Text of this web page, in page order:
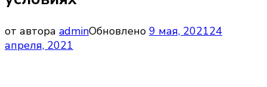
от автора adminОбновлено 9 мая, 202124
апреля, 2021